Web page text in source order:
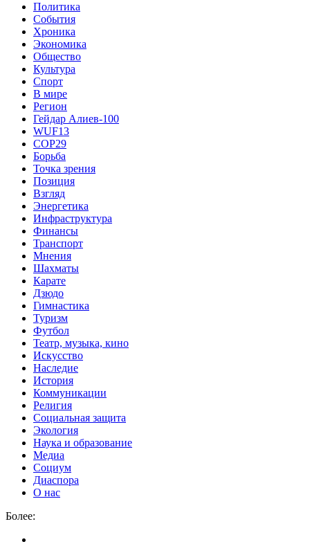
Политика
События
Хроника
Экономика
Общество
Культура
Спорт
В мире
Регион
Гейдар Алиев-100
WUF13
COP29
Борьба
Точка зрения
Позиция
Взгляд
Энергетика
Инфраструктура
Финансы
Транспорт
Мнения
Шахматы
Карате
Дзюдо
Гимнастика
Туризм
Футбол
Театр, музыка, кино
Искусство
Наследие
История
Коммуникации
Религия
Социальная защита
Экология
Наука и образование
Медиа
Социум
Диаспора
О нас
Более: